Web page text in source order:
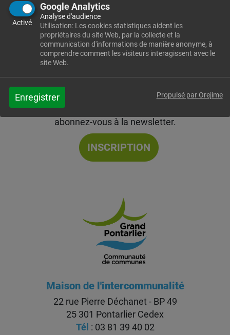
Google Analytics
Activé
Analyse d'audience
Utilisation: Les cookies statistiques aident les
propriétaires du site Web, par la collecte et la
communication d'informations de manière anonyme, à
comprendre comment les visiteurs interagissent avec le
site Web.
Enregistrer Propulsé par Orejime
Pour plus d’informations sur les ordures
ménagères
NEWSLETTER
Pour rester informé des actualités de la
Communauté de Communes du Grand Pontarlier,
abonnez-vous à la newsletter.
INSCRIPTION
Maison de l'intercommunalité
22 rue Pierre Déchanet - BP 49
25 301 Pontarlier Cedex
Tél : 03 81 39 40 02